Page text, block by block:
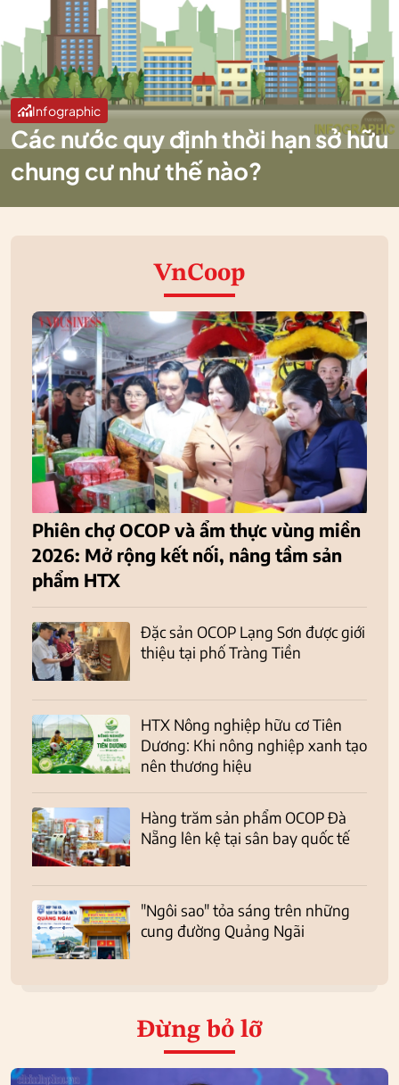
Infographic
Các nước quy định thời hạn sở hữu
chung cư như thế nào?
VnCoop
Phiên chợ OCOP và ẩm thực vùng miền
2026: Mở rộng kết nối, nâng tầm sản
phẩm HTX
Đặc sản OCOP Lạng Sơn được giới
thiệu tại phố Tràng Tiền
HTX Nông nghiệp hữu cơ Tiên
Dương: Khi nông nghiệp xanh tạo
nên thương hiệu
Hàng trăm sản phẩm OCOP Đà
Nẵng lên kệ tại sân bay quốc tế
"Ngôi sao" tỏa sáng trên những
cung đường Quảng Ngãi
Đừng bỏ lỡ